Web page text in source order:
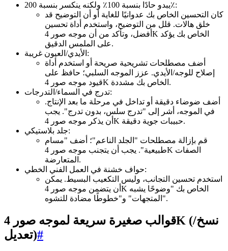
يبدو حادًا بنسبة 100٪ ولكنه ينكسر بنسبة 200٪:
كان التحسين الخاص بك عدوانيًا للغاية أو أن التوضيح قد
خلق هالات. قلل من التوضيح، واستخدم أداة تحسين
أفضل، وتأكد من أن موجه صور 4K الخاص بك يؤكد
على الملمس الدقيق.
الأيدي/العيون غريبة:
أضف مصطلحات تشريحية صريحة أو استخدم أداة
إصلاح للوجه/الأيدي. عزز الموجه السلبي؛ حافظ على
قيود موجه صور 4K الخاص بك مشددة.
تدرج في السماء/التدرجات:
أضف ضوضاء دقيقة أو تداخل في مرحلة ما بعد الإنتاج.
في الموجه، أشر إلى "تدرج سلس، بدون تدرج". يجب
أن يذكر موجه صور 4K حبيبات جوية دقيقة.
جلد بلاستيكي:
قم بإزالة مصطلحات "الجلد الناعم"؛ أضف "مسام
طبيعية". يجب أن يتجنب موجه صور 4K الصفات
المتعارضة.
حواف خشنة في العمل الفني الخطي:
استخدم تحسين التجانب، وليس التكعيب البسيط. يمكن
أن يتضمن موجه صور 4K الخاص بك "وضوحًا يشبه
المتجهات" و"خطوطًا مضادة للتشوه".
قوالب صغيرة سريعة لموجه صور 4K (نسخ/
تعديل)#